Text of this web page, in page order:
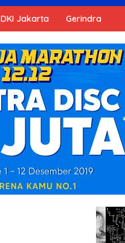
DKI Jakarta Gerindra